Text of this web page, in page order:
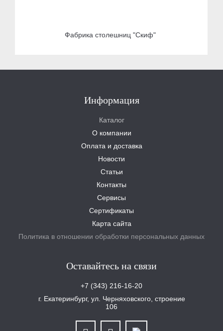
Фабрика столешниц "Скиф"
Информация
Каталог
О компании
Оплата и доставка
Новости
Статьи
Контакты
Сервисы
Сертификаты
Карта сайта
Политика в отношении обработки персональных данных
Оставайтесь на связи
+7 (343) 216-16-20
г. Екатеринбург, ул. Черняховского, строение
106